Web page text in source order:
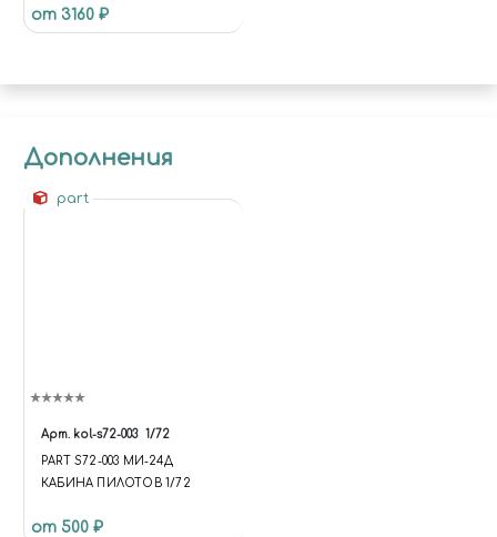
"ТОРНАДО"
от 3160 ₽
Дополнения
part
Арт. kol-s72-003 1/72
PART S72-003 МИ-24Д
КАБИНА ПИЛОТОВ 1/72
от 500 ₽